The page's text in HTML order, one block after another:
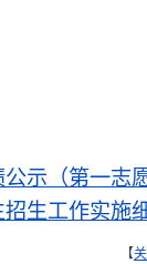
示（第一志
生工作实施
【